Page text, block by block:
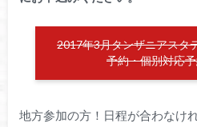
2017年3月タンザニアスタ
予約・個別対応
地方参加の方！日程が合わなけ